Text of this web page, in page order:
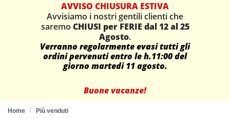
AVVISO CHIUSURA ESTIVA
Avvisiamo i nostri gentili clienti che
saremo CHIUSI per FERIE dal 12 al 25
Agosto.
Verranno regolarmente evasi tutti gli
ordini pervenuti entro le h.11:00 del
giorno martedi 11 agosto.
Buone vacanze!
Home Più venduti